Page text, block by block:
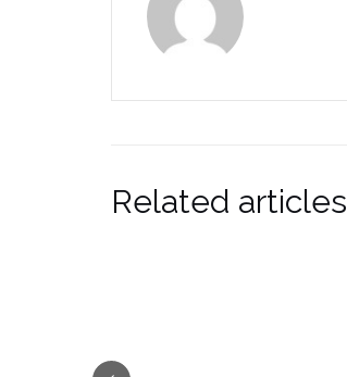
Related articles